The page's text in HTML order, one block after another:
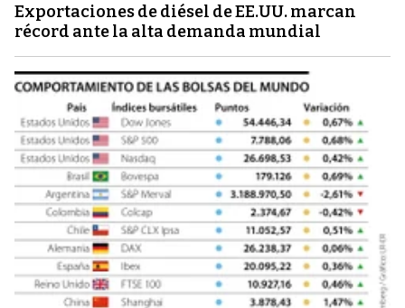
Exportaciones de diésel de EE.UU. marcan
récord ante la alta demanda mundial